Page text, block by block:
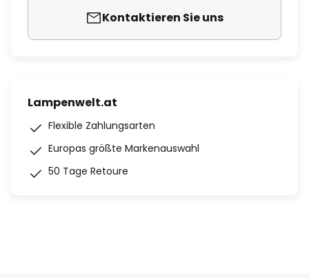
Kontaktieren Sie uns
Lampenwelt.at
Flexible Zahlungsarten
Europas größte Markenauswahl
50 Tage Retoure